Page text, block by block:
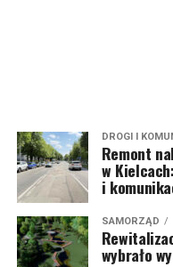
DROGI I
Remont
w
i
SAMORZĄD
wybrało